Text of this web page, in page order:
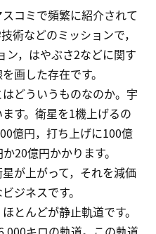
コミで頻繁に紹介されて
術などのミッションで，
ン，はやぶさ2などに関す
画した存在です。
どういうものなのか。宇
す。衛星を1機上げるの
億円，打ち上げに100億
20億円かかります。
が上がって，それを減価
ジネスです。
とんどが静止軌道です。